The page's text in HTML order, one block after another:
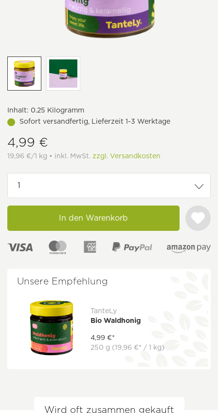
Inhalt: 0.25 Kilogramm
Sofort versandfertig, Lieferzeit 1-3 Werktage
4,99 €
19,96 €/1 kg • inkl. MwSt. zzgl. Versandkosten
In den Warenkorb
Unsere Empfehlung
TanteLy
Bio Waldhonig
4,99 €*
250 g (19,96 €* / 1 kg)
Wird oft zusammen gekauft